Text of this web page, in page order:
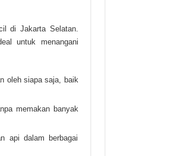
di Jakarta Selatan.
untuk menangani
oleh siapa saja, baik
memakan banyak
api dalam berbagai